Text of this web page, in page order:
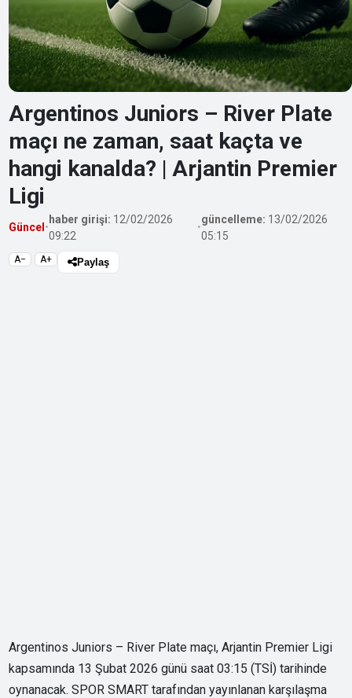
Argentinos Juniors – River Plate
maçı ne zaman, saat kaçta ve
hangi kanalda? | Arjantin Premier
Ligi
Güncel •
haber girişi: 12/02/2026
09:22
•
güncelleme: 13/02/2026
05:15
A− A+ Paylaş
Argentinos Juniors – River Plate maçı, Arjantin Premier Ligi
kapsamında 13 Şubat 2026 günü saat 03:15 (TSİ) tarihinde
oynanacak. SPOR SMART tarafından yayınlanan karşılaşma